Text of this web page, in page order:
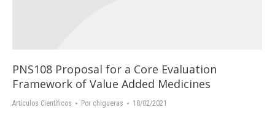
PNS108 Proposal for a Core Evaluation
Framework of Value Added Medicines
Artículos Científicos Por chigueras 18/02/2021